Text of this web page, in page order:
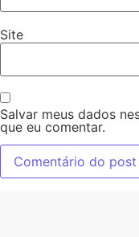
Site
Salvar meus dados
que eu comentar.